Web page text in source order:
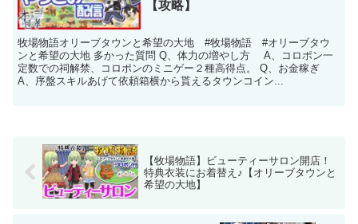
【攻略】
牧場物語オリーブタウンと希望の大地 #牧場物語 #オリーブタウ
ンと希望の大地 多かった質問 Q、体力の増やし方 A、コロポン一
定数での祠解禁、コロポンのミニゲー２種高得点。 Q、お金稼ぎ
A、序盤スキルあげて依頼箱横から貰えるタウンコイン...
【牧場物語】ビューティーサロン開店！
特典衣装にお着替え♪【オリーブタウンと
希望の大地】